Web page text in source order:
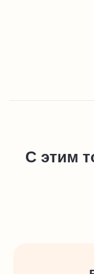
С этим